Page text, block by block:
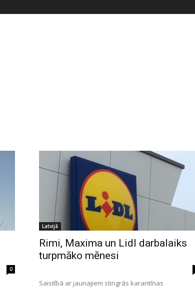
0
Latvijā
Rimi, Maxima un Lidl darbalaiks
turpmāko mēnesi
Saistībā ar jaunajiem stingrās karantīnas